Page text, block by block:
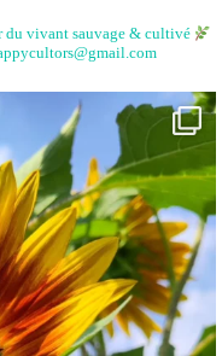
du vivant sauvage & cultivé